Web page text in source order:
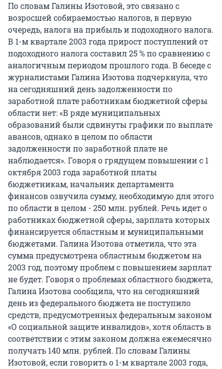
По словам Галины Изотовой, это связано с
возросшей собираемостью налогов, в первую
очередь, налога на прибыль и подоходного налога.
В 1-м квартале 2003 года прирост поступлений от
подоходного налога составил 25 % по сравнению с
аналогичным периодом прошлого года. В беседе с
журналистами Галина Изотова подчеркнула, что
на сегодняшний день задолженности по
заработной плате работникам бюджетной сферы
области нет: «В ряде муниципальных
образований были сдвинуты графики по выплате
авансов, однако в целом по области
задолженности по заработной плате не
наблюдается». Говоря о грядущем повышении с 1
октября 2003 года заработной платы
бюджетникам, начальник департамента
финансов озвучила сумму, необходимую для этого
по области в целом - 250 млн. рублей. Речь идет о
работниках бюджетной сферы, зарплата которых
финансируется областным и муниципальными
бюджетами. Галина Изотова отметила, что эта
сумма предусмотрена областным бюджетом на
2003 год, поэтому проблем с повышением зарплат
не будет. Говоря о проблемах областного бюджета,
Галина Изотова сообщила, что на сегодняшний
день из федерального бюджета не поступило
средств, предусмотренных федеральным законом
«О социальной защите инвалидов», хотя область в
соответствии с этим законом должна ежемесячно
получать 140 млн. рублей. По словам Галины
Изотовой, если говорить о 1-м квартале 2003 года,